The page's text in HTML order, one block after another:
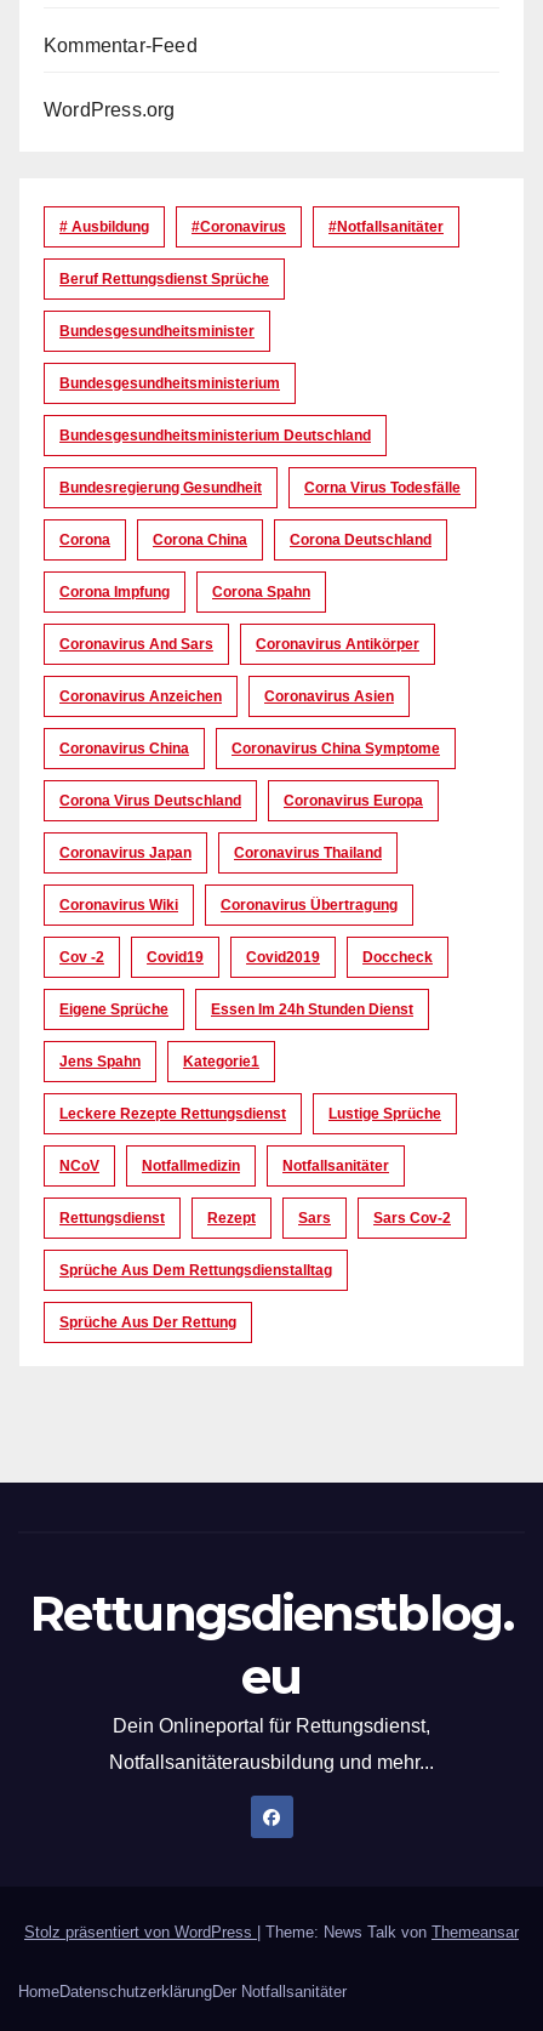
Kommentar-Feed
WordPress.org
# Ausbildung #coronavirus #Notfallsanitäter
Beruf Rettungsdienst Sprüche
Bundesgesundheitsminister
Bundesgesundheitsministerium
Bundesgesundheitsministerium Deutschland
Bundesregierung Gesundheit Corna Virus Todesfälle
Corona Corona China Corona Deutschland
Corona Impfung Corona Spahn
Coronavirus And Sars Coronavirus Antikörper
Coronavirus Anzeichen Coronavirus Asien
Coronavirus China Coronavirus China Symptome
Corona Virus Deutschland Coronavirus Europa
Coronavirus Japan Coronavirus Thailand
Coronavirus Wiki Coronavirus Übertragung
Cov -2 Covid19 Covid2019 Doccheck
Eigene Sprüche Essen Im 24h Stunden Dienst
Jens Spahn Kategorie1
Leckere Rezepte Rettungsdienst Lustige Sprüche
NCoV Notfallmedizin Notfallsanitäter
Rettungsdienst Rezept Sars Sars Cov-2
Sprüche Aus Dem Rettungsdienstalltag
Sprüche Aus Der Rettung
Rettungsdienstblog.
eu
Dein Onlineportal für Rettungsdienst,
Notfallsanitäterausbildung und mehr...
Stolz präsentiert von WordPress Theme: News Talk von Themeansar
HomeDatenschutzerklärungDer Notfallsanitäter